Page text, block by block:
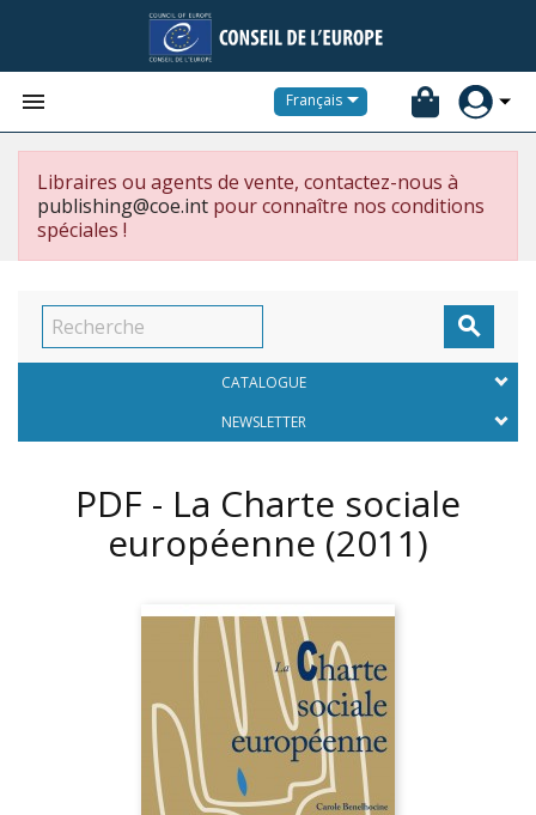
 Français
Libraires ou agents de vente, contactez-nous à
publishing@coe.int pour connaître nos conditions
spéciales !

CATALOGUE
NEWSLETTER
PDF - La Charte sociale
européenne (2011)